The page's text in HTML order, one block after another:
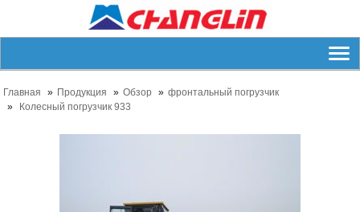
Главная Продукция Обзор
фронтальный погрузчик
Колесный погрузчик 933